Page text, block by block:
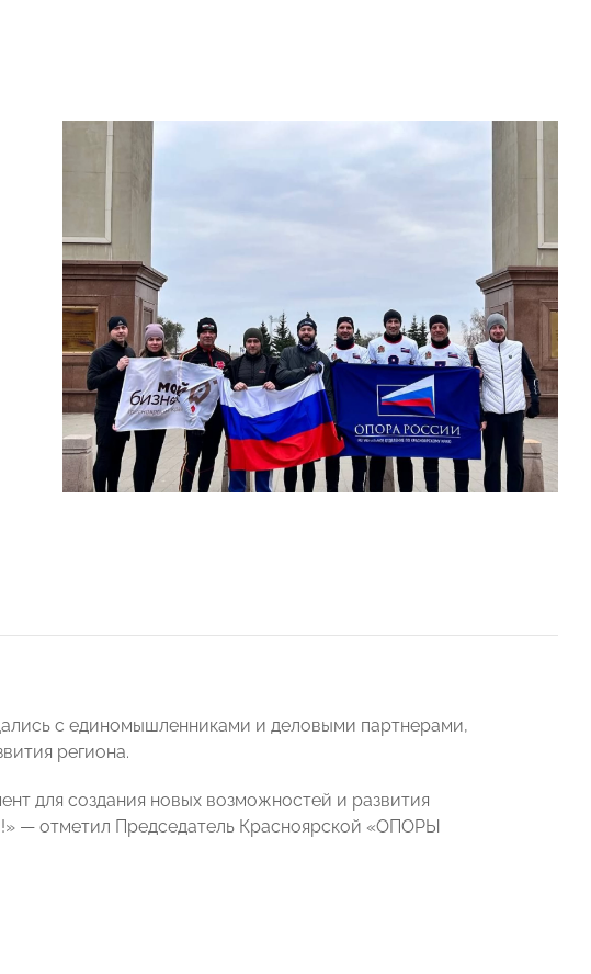
с единомышленниками и деловыми партнерами,
региона.
для создания новых возможностей и развития
— отметил Председатель Красноярской «ОПОРЫ